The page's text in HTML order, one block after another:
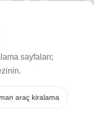
sayfaları;
araç kiralama